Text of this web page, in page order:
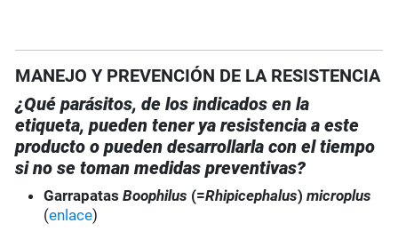
MANEJO Y PREVENCIÓN DE LA RESISTENCIA
¿Qué parásitos, de los indicados en la
etiqueta, pueden tener ya resistencia a este
producto o pueden desarrollarla con el tiempo
si no se toman medidas preventivas?
GarrapatasBoophilus (=Rhipicephalus)microplus
(enlace)